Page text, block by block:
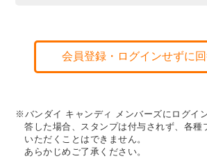
会員登録・ログインせずに
※バンダイ キャンディ メンバーズにログイ
答した場合、スタンプは付与されず、各種
いただくことはできません。
あらかじめご了承ください。